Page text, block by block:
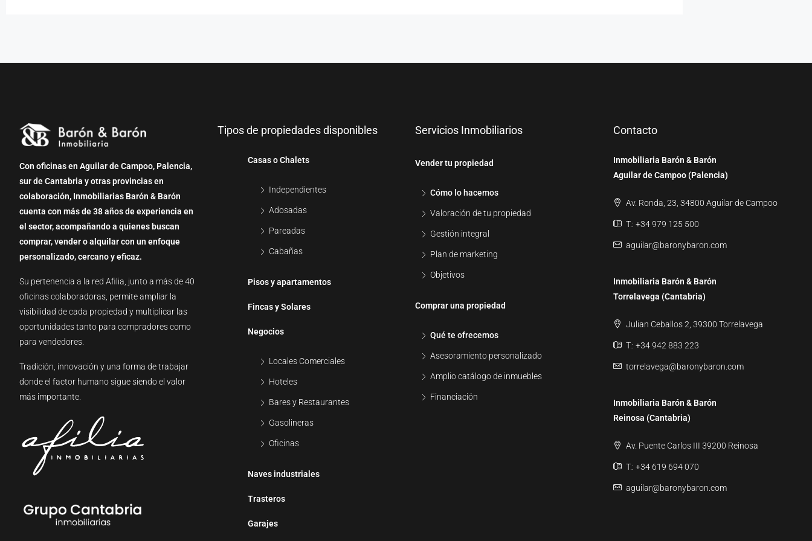
Con oficinas en Aguilar de Campoo, Palencia,
sur de Cantabria y otras provincias en
colaboración, Inmobiliarias Barón & Barón
cuenta con más de 38 años de experiencia en
el sector, acompañando a quienes buscan
comprar, vender o alquilar con un enfoque
personalizado, cercano y eficaz.
Su pertenencia a la red Afilia, junto a más de 40
oficinas colaboradoras, permite ampliar la
visibilidad de cada propiedad y multiplicar las
oportunidades tanto para compradores como
para vendedores.
Tradición, innovación y una forma de trabajar
donde el factor humano sigue siendo el valor
más importante.
Tipos de propiedades disponibles
Casas o Chalets
Independientes
Adosadas
Pareadas
Cabañas
Pisos y apartamentos
Fincas y Solares
Negocios
Locales Comerciales
Hoteles
Bares y Restaurantes
Gasolineras
Oficinas
Naves industriales
Trasteros
Garajes
Servicios Inmobiliarios
Vender tu propiedad
Cómo lo hacemos
Valoración de tu propiedad
Gestión integral
Plan de marketing
Objetivos
Comprar una propiedad
Qué te ofrecemos
Asesoramiento personalizado
Amplio catálogo de inmuebles
Financiación
Contacto
Inmobiliaria Barón & Barón
Aguilar de Campoo (Palencia)
Av. Ronda, 23, 34800 Aguilar de Campoo
T.: +34 979 125 500
aguilar@baronybaron.com
Inmobiliaria Barón & Barón
Torrelavega (Cantabria)
Julian Ceballos 2, 39300 Torrelavega
T.: +34 942 883 223
torrelavega@baronybaron.com
Inmobiliaria Barón & Barón
Reinosa (Cantabria)
Av. Puente Carlos III 39200 Reinosa
T.: +34 619 694 070
aguilar@baronybaron.com